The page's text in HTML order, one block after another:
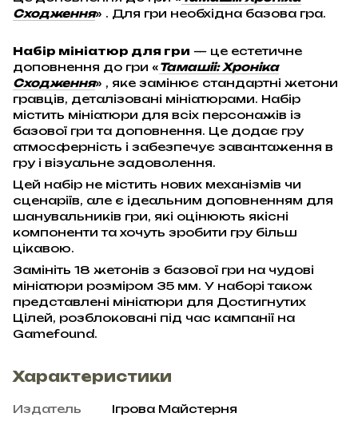
Сходження» . Для гри необхідна базова гра.
Набір мініатюр для гри — це естетичне
доповнення до гри «Тамашіі: Хроніка
Сходження» , яке замінює стандартні жетони
гравців, деталізовані мініатюрами. Набір
містить мініатюри для всіх персонажів із
базової гри та доповнення. Це додає гру
атмосферність і забезпечує завантаження в
гру і візуальне задоволення.
Цей набір не містить нових механізмів чи
сценаріїв, але є ідеальним доповненням для
шанувальників гри, які оцінюють якісні
компоненти та хочуть зробити гру більш
цікавою.
Замініть 18 жетонів з базової гри на чудові
мініатюри розміром 35 мм. У наборі також
представлені мініатюри для Достигнутих
Цілей, розблоковані під час кампанії на
Gamefound.
Характеристики
Издатель Ігрова Майстерня